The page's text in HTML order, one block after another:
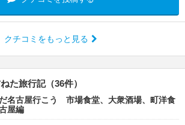
クチコミをもっと見る
た旅行記（36件）
名古屋行こう 市場食堂、大衆酒場、町洋食
屋編